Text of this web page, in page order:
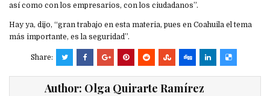
así como con los empresarios, con los ciudadanos”.
Hay ya, dijo, “gran trabajo en esta materia, pues en Coahuila el tema
más importante, es la seguridad”.
Share:
Author: Olga Quirarte Ramírez